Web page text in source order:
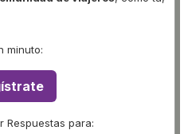
minuto:
Respuestas para: